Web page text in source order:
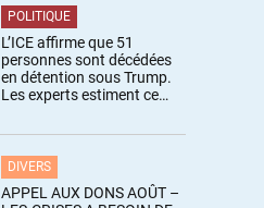
POLITIQUE
L’ICE affirme que 51
personnes sont décédées
en détention sous Trump.
Les experts estiment ce
DIVERS
APPEL AUX DONS AOÛT –